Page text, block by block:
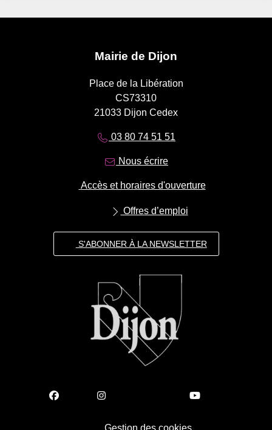
Mairie de Dijon
Place de la Libération
CS73310
21033 Dijon Cedex
03 80 74 51 51
Nous écrire
Accès et horaires d'ouverture
Offres d’emploi
S'ABONNER À LA NEWSLETTER
Gestion des cookies